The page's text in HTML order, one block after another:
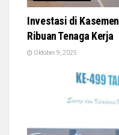
Investasi di
Ribuan Tenaga Kerja
Oktober 9, 2025